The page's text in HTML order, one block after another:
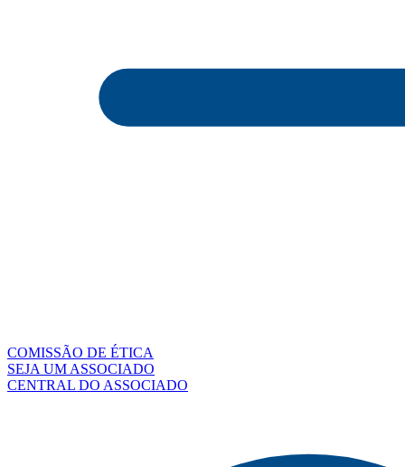
COMISSÃO DE ÉTICA
SEJA UM ASSOCIADO
CENTRAL DO ASSOCIADO